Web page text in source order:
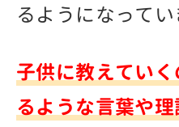
るようになってい
子供に教えてい
るような言葉や